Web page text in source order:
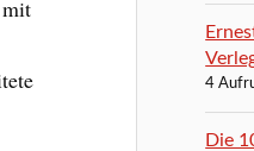
mit
4
Die